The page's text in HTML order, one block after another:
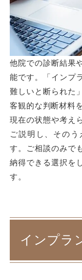
他院での診断結果
能です。「インプ
難しいと断られた
客観的な判断材料
現在の状態や考え
ご説明し、そのう
す。ご相談のみで
納得できる選択を
す。
インプラ